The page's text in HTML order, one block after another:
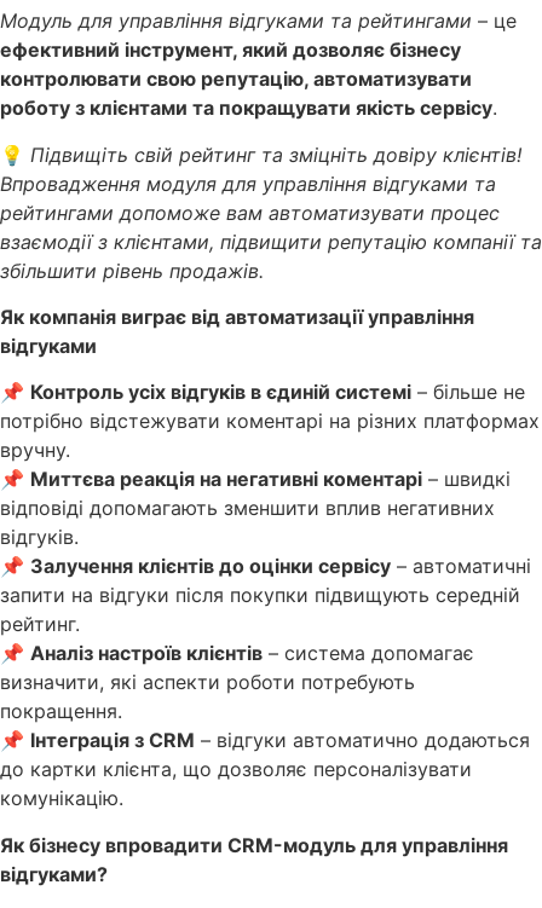
Модуль для управління відгуками та рейтингами – це
ефективний інструмент, який дозволяє бізнесу
контролювати свою репутацію, автоматизувати
роботу з клієнтами та покращувати якість сервісу.
💡 Підвищіть свій рейтинг та зміцніть довіру клієнтів!
Впровадження модуля для управління відгуками та
рейтингами допоможе вам автоматизувати процес
взаємодії з клієнтами, підвищити репутацію компанії та
збільшити рівень продажів.
Як компанія виграє від автоматизації управління
відгуками
📌 Контроль усіх відгуків в єдиній системі – більше не
потрібно відстежувати коментарі на різних платформах
вручну.
📌 Миттєва реакція на негативні коментарі – швидкі
відповіді допомагають зменшити вплив негативних
відгуків.
📌 Залучення клієнтів до оцінки сервісу – автоматичні
запити на відгуки після покупки підвищують середній
рейтинг.
📌 Аналіз настроїв клієнтів – система допомагає
визначити, які аспекти роботи потребують
покращення.
📌 Інтеграція з CRM – відгуки автоматично додаються
до картки клієнта, що дозволяє персоналізувати
комунікацію.
Як бізнесу впровадити CRM-модуль для управління
відгуками?